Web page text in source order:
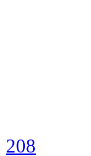
208